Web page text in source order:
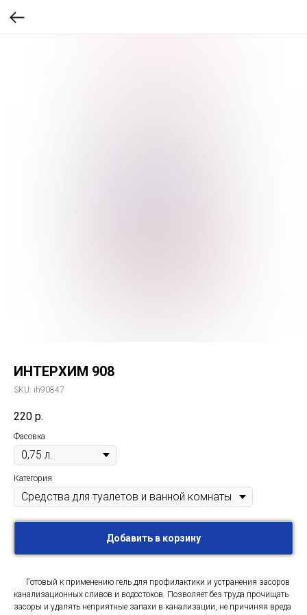
ИНТЕРХИМ 908
SKU: ih90847
220 р.
Фасовка
Категория
Добавить в корзину
Готовый к применению гель для профилактики и устранения засоров
канализационных сливов и водостоков. Позволяет без труда прочищать
засоры и удалять неприятные запахи в канализации, не причиняя вреда